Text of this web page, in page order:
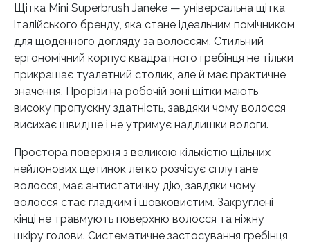
Щітка Mini Superbrush Janeke — універсальна щітка
італійського бренду, яка стане ідеальним помічником
для щоденного догляду за волоссям. Стильний
ергономічний корпус квадратного гребінця не тільки
прикрашає туалетний столик, але й має практичне
значення. Прорізи на робочій зоні щітки мають
високу пропускну здатність, завдяки чому волосся
висихає швидше і не утримує надлишки вологи.
Простора поверхня з великою кількістю щільних
нейлонових щетинок легко розчісує сплутане
волосся, має антистатичну дію, завдяки чому
волосся стає гладким і шовковистим. Закруглені
кінці не травмують поверхню волосся та ніжну
шкіру голови. Систематичне застосування гребінця